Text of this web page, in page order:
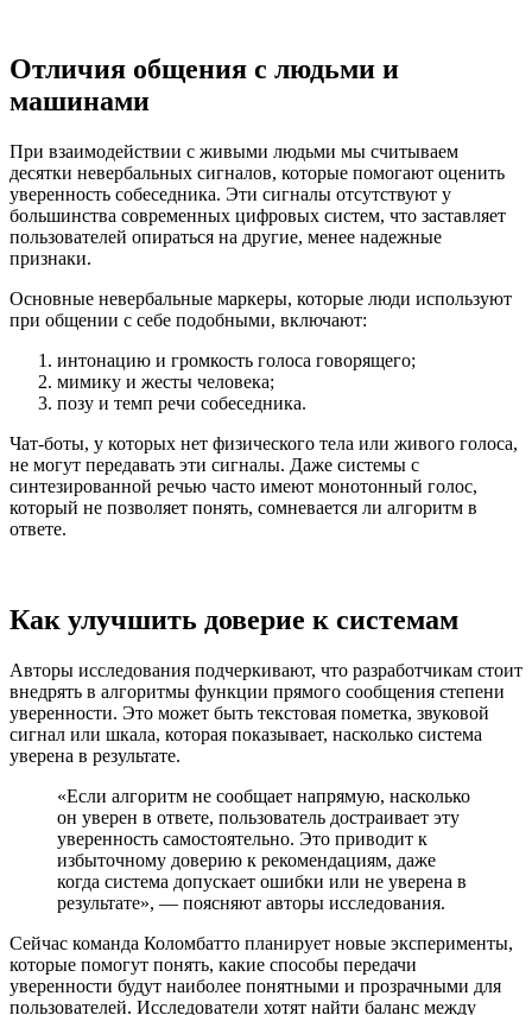
Отличия общения с людьми и
машинами
При взаимодействии с живыми людьми мы считываем
десятки невербальных сигналов, которые помогают оценить
уверенность собеседника. Эти сигналы отсутствуют у
большинства современных цифровых систем, что заставляет
пользователей опираться на другие, менее надежные
признаки.
Основные невербальные маркеры, которые люди используют
при общении с себе подобными, включают:
интонацию и громкость голоса говорящего;
мимику и жесты человека;
позу и темп речи собеседника.
Чат-боты, у которых нет физического тела или живого голоса,
не могут передавать эти сигналы. Даже системы с
синтезированной речью часто имеют монотонный голос,
который не позволяет понять, сомневается ли алгоритм в
ответе.
Как улучшить доверие к системам
Авторы исследования подчеркивают, что разработчикам стоит
внедрять в алгоритмы функции прямого сообщения степени
уверенности. Это может быть текстовая пометка, звуковой
сигнал или шкала, которая показывает, насколько система
уверена в результате.
«Если алгоритм не сообщает напрямую, насколько
он уверен в ответе, пользователь достраивает эту
уверенность самостоятельно. Это приводит к
избыточному доверию к рекомендациям, даже
когда система допускает ошибки или не уверена в
результате», — поясняют авторы исследования.
Сейчас команда Коломбатто планирует новые эксперименты,
которые помогут понять, какие способы передачи
уверенности будут наиболее понятными и прозрачными для
пользователей. Исследователи хотят найти баланс между